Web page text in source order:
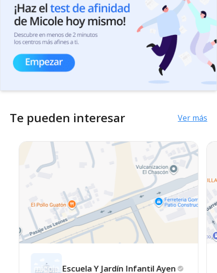
Te pueden interesar Ver más
Escuela Y Jardín InfantilAyen